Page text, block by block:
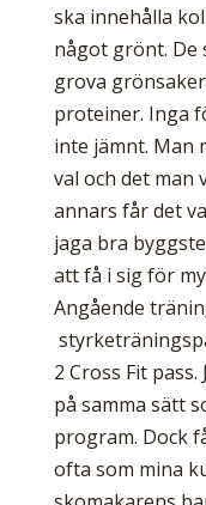
ska innehålla
något grönt. De
grova
proteiner. Inga
inte jämnt. Man
val och det man
annars får det
jaga bra
att få i sig för
Angående
2 Cross Fit
på samma sätt
program. Dock
ofta som mina